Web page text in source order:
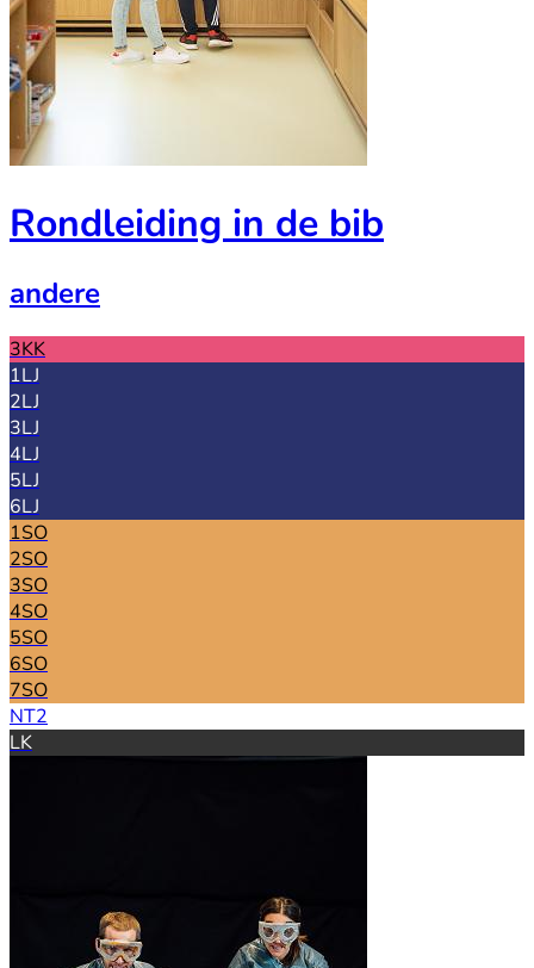
Rondleiding in de bib
andere
3KK
1LJ
2LJ
3LJ
4LJ
5LJ
6LJ
1SO
2SO
3SO
4SO
5SO
6SO
7SO
NT2
LK